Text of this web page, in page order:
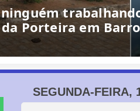
Porteira em
SEGUNDA-FEIRA,